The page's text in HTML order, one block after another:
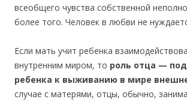
всеобщего чувства собственной
более того. Человек в любви не
Если мать учит ребенка
внутренним миром, то роль отца —
ребенка к выживанию в мире
случае с матерями, отцы, обычно,